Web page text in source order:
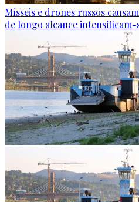
Mísseis e drones russos
de longo alcance intensificam-